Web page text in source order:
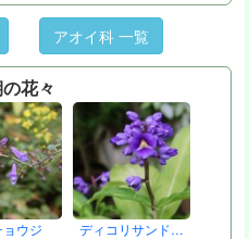
アオイ科 一覧
花々
ウジ ディコリサンド…